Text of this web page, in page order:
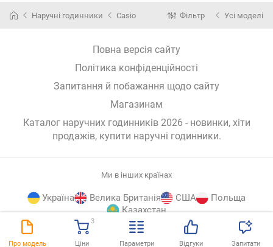
Про модель Ціни
3
Параметри Відгуки Запитати
Наручні годинники Casio Фільтр Усі моделі
Повна версія сайту
Політика конфіденційності
Запитання й побажання щодо сайту
Магазинам
Каталог наручних годинників 2026 - новинки, хіти
продажів, купити наручні годинники.
Ми в інших країнах
Україна Велика Британія США
Польща
Казахстан
© E-Katalog, 2026 ВГОРУ